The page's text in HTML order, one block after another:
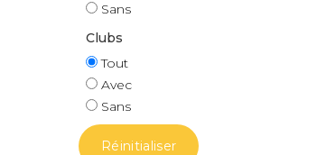
Sans
Clubs
Tout
Avec
Sans
Réinitialiser